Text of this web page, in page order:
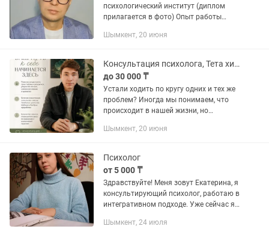
психологический институт (диплом
прилагается в фото) Опыт работы
для тех кто не может в свое рабочее
Шымкент, 20 июня
Консультация психолога, Тета хилинг, терапия
до 30 000 ₸
Устали ходить по кругу одних и тех же
проблем? Иногда мы понимаем, что
происходит в нашей жизни, но
получается. Страхи, тревога,
Шымкент, 20 июня
Психолог
от 5 000 ₸
Здравствуйте! Меня зовут Екатерина, я
консультирующий психолог, работаю в
интегративном подходе. Уже сейчас я
себя, разобраться в чувствах и найти
Шымкент, 24 июля